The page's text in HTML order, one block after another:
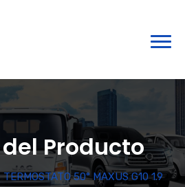
Producto
TERMOSTATO 50° MAXUS G10 1.9